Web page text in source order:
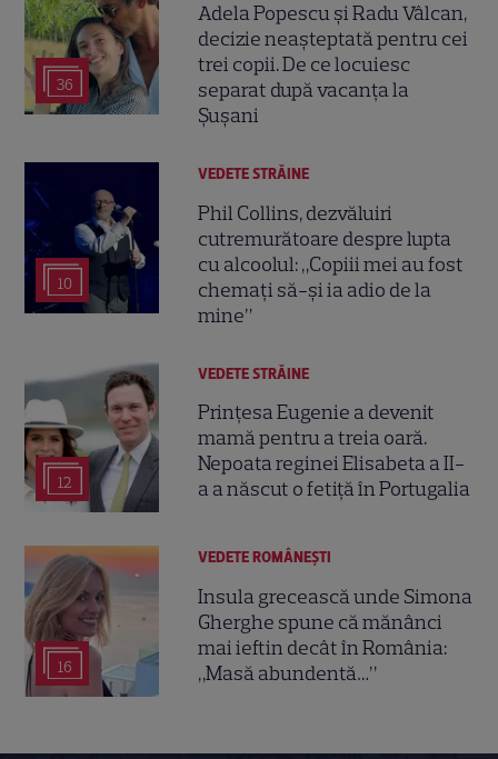
36
Adela Popescu și Radu Vâlcan,
decizie neașteptată pentru cei
trei copii. De ce locuiesc
separat după vacanța la
Șușani
10
VEDETE STRĂINE
Phil Collins, dezvăluiri
cutremurătoare despre lupta
cu alcoolul: „Copiii mei au fost
chemați să-și ia adio de la
mine”
12
VEDETE STRĂINE
Prințesa Eugenie a devenit
mamă pentru a treia oară.
Nepoata reginei Elisabeta a II-
a a născut o fetiță în Portugalia
16
VEDETE ROMÂNEŞTI
Insula grecească unde Simona
Gherghe spune că mănânci
mai ieftin decât în România:
„Masă abundentă…”